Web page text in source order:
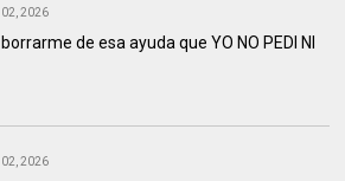
2026
de esa ayuda que YO NO PEDI NI
2026